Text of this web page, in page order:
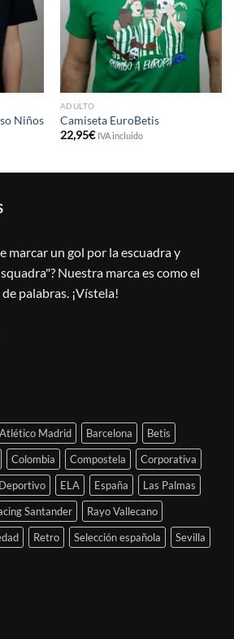
Niños
ADULTO
Camiseta EuroBetis
22,95€ IVA incluido
marcar un gol por la escuadra y
Nuestra marca es como el
palabras. ¡Vístela!
Atlético Madrid Barcelona
Betis
Colombia Compostela
Corporativa
Deportivo ELA España
Las Palmas
Santander
Rayo Vallecano
Retro Selección española
Sevilla